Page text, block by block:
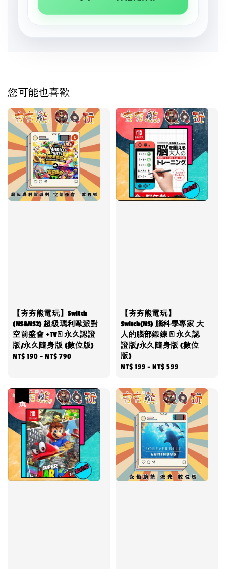
您可能也喜歡
【夯夯熊電玩】Switch
(NS&NS2) 超級瑪利歐派對
空前盛會 +TV🀄 永久認證
版/永久隨身版 (數位版)
Regular
NT$ 190 -NT$ 790
【夯夯熊電玩】
Switch(NS) 腦科學專家 大
人的腦部鍛鍊 🀄 永久認
證版/永久隨身版 (數位
版)
Regular
NT$ 199 -NT$ 599